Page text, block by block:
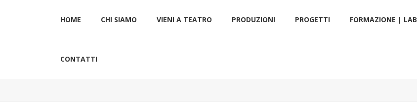
HOME CHI SIAMO VIENI A TEATRO PRODUZIONI PROGETTI FORMAZIONE | LAB
CONTATTI